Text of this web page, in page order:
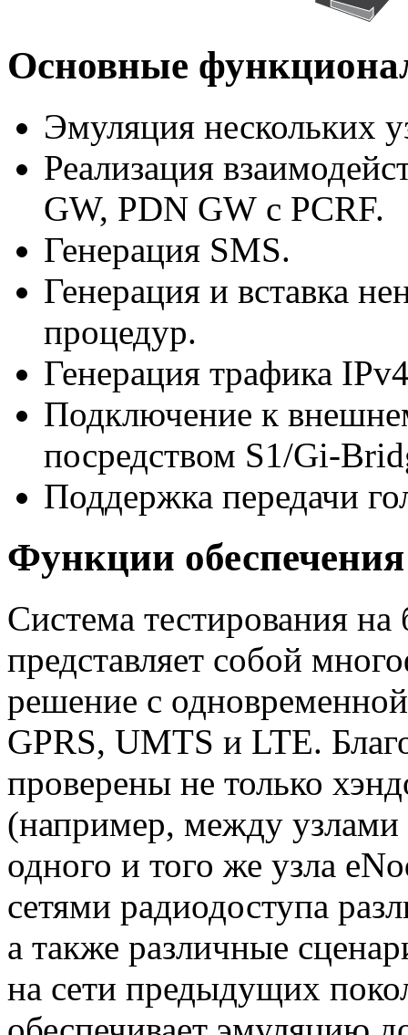
Основные
Эмуляция нескольких
Реализация
GW, PDN GW c PCRF.
Генерация SMS.
Генерация и вставка
процедур.
Генерация трафика
Подключение к
посредством S1/Gi-
Поддержка передачи
Функции
Система тестирования
представляет собой
решение c
GPRS, UMTS и LTE.
проверены не только
(например, между
одного и того же узла
сетями радиодоступа
а также различные
на сети предыдущих